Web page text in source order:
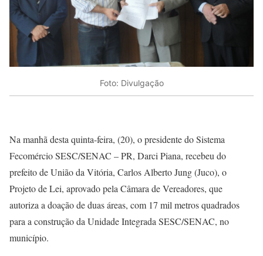
Foto: Divulgação
Na manhã desta quinta-feira, (20), o presidente do Sistema
Fecomércio SESC/SENAC – PR, Darci Piana, recebeu do
prefeito de União da Vitória, Carlos Alberto Jung (Juco), o
Projeto de Lei, aprovado pela Câmara de Vereadores, que
autoriza a doação de duas áreas, com 17 mil metros quadrados
para a construção da Unidade Integrada SESC/SENAC, no
município.